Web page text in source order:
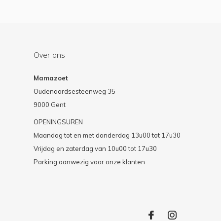
Over ons
Mamazoet
Oudenaardsesteenweg 35
9000 Gent
OPENINGSUREN
Maandag tot en met donderdag 13u00 tot 17u30
Vrijdag en zaterdag van 10u00 tot 17u30
Parking aanwezig voor onze klanten